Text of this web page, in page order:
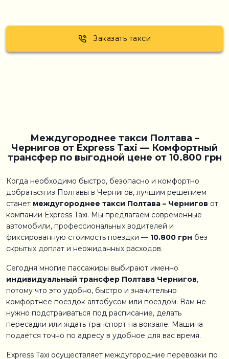
Заказать такси
Междугороднее такси Полтава –
Чернигов от Express Taxi — Комфортный
трансфер по выгодной цене от 10.800 грн
Когда необходимо быстро, безопасно и комфортно
добраться из Полтавы в Чернигов, лучшим решением
станет междугороднее такси Полтава – Чернигов от
компании Express Taxi. Мы предлагаем современные
автомобили, профессиональных водителей и
фиксированную стоимость поездки — 10.800 грн без
скрытых доплат и неожиданных расходов.
Сегодня многие пассажиры выбирают именно
индивидуальный трансфер Полтава Чернигов,
потому что это удобно, быстро и значительно
комфортнее поездок автобусом или поездом. Вам не
нужно подстраиваться под расписание, делать
пересадки или ждать транспорт на вокзале. Машина
подается точно по адресу в удобное для вас время.
Express Taxi осуществляет междугородние перевозки по